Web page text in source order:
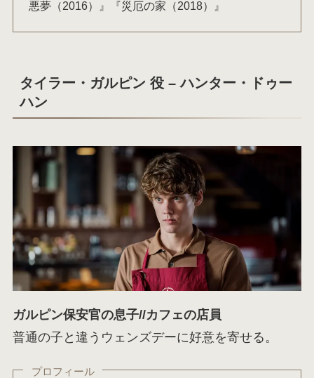
悪夢（2016）』『災厄の家（2018）』
タイラー・ガルピン 役 – ハンター・ドゥー
ハン
ガルピン保安官の息子//カフェの店員
普通の子と違うウェンズデーに好意を寄せる。
プロフィール